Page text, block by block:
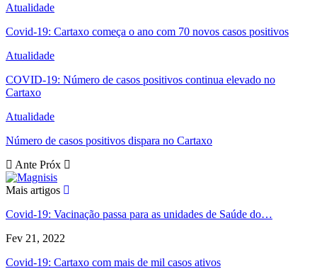
Atualidade
Covid-19: Cartaxo começa o ano com 70 novos casos positivos
Atualidade
COVID-19: Número de casos positivos continua elevado no
Cartaxo
Atualidade
Número de casos positivos dispara no Cartaxo
Ante Próx
Mais artigos
Covid-19: Vacinação passa para as unidades de Saúde do…
Fev 21, 2022
Covid-19: Cartaxo com mais de mil casos ativos